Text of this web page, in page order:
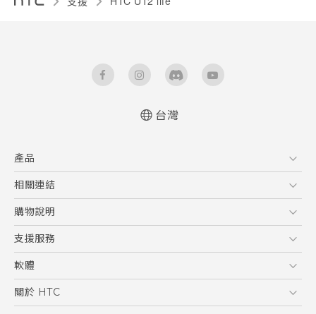
台灣
產品
5G
智慧型手機
配件
相關連結
HTC Research
購物說明
購物須知
訂單管理
付款方式
支援服務
到府收送維修服務
服務中心資訊
客戶服務佈告欄
軟體
應用程式
關於 HTC